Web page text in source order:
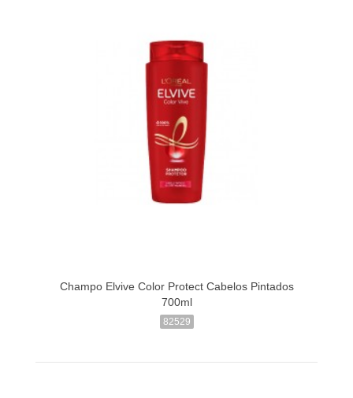
Champo Elvive Color Protect Cabelos Pintados
700ml
82529